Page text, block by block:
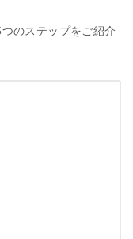
のステップをご紹介